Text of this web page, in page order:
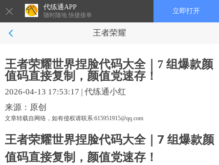
代练通APP
随时随地 快捷接单
立即打开
王者荣耀
王者荣耀世界捏脸代码大全｜7 组爆款颜
值码直接复制，颜值党速存！
2026-04-13 17:53:17 | 代练通小红
来源：原创
文章转载自网络，如有侵权请联系:615951915@qq.com
王者荣耀世界捏脸代码大全｜7 组爆款颜
值码直接复制，颜值党速存！